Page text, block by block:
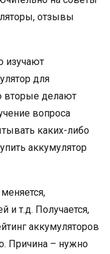
отзывы
изучают
для
вторые делают
вопроса
каких-либо
аккумулятор
и т.д. Получается,
аккумуляторов
Причина – нужно